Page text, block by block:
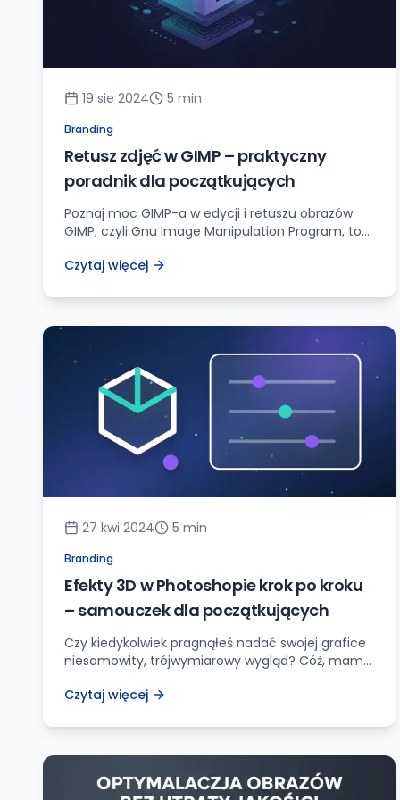
19 sie 2024 5 min
Branding
Retusz zdjęć w GIMP – praktyczny
poradnik dla początkujących
Poznaj moc GIMP-a w edycji i retuszu obrazów
GIMP, czyli Gnu Image Manipulation Program, to
grafiki, które z powodzeniem może konkurować z
Photoshop. Niezależnie od tego, czy jesteś
czy po prostu hobbystą, GIMP oferuje szerokie
możliwości, które pozwolą Ci osiągnąć
wyśmienite […]
Czytaj więcej
27 kwi 2024 5 min
Branding
Efekty 3D w Photoshopie krok po kroku
– samouczek dla początkujących
Czy kiedykolwiek pragnąłeś nadać swojej grafice
niesamowity, trójwymiarowy wygląd? Cóż, mam
korzystając z potężnego narzędzia, jakim jest
kroku przewodniku, odkryjemy tajniki tworzenia
projekty i sprawią, że Twoja publika będzie
zachwycona. Zacznijmy od podstaw: Czym […]
Czytaj więcej